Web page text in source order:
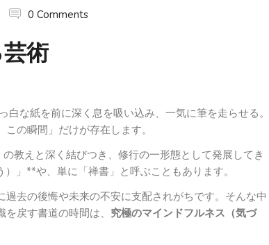
0 Comments
術
な紙を前に深く息を吸い込み、一気に筆を走らせる。
の瞬間」だけが存在します。
教えと深く結びつき、修行の一形態として発展してき
」**や、単に「禅書」と呼ぶこともあります。
去の後悔や未来の不安に支配されがちです。そんな中
戻す書道の時間は、 究極のマインドフルネス（気づ